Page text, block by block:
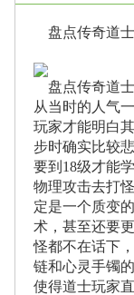
盘点传奇道
盘点传奇道
从当时的人气
玩家才能明白
步时确实比较
要到18级才能
物理攻击去打
定是一个质变
术，甚至还要
怪都不在话下
链和心灵手镯
使得道士玩家